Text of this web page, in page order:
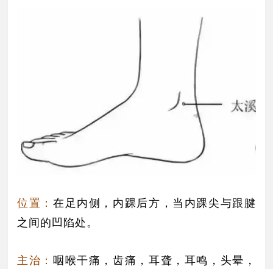
位置： 在足内侧，内踝后方，当内踝尖与跟腱
之间的凹陷处。
主治： 咽喉干痛，齿痛，耳聋，耳鸣，头晕，